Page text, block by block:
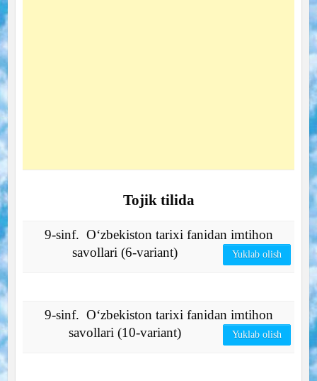
Tojik tilida
9-sinf. O‘zbekiston tarixi fanidan imtihon
savollari (6-variant)
Yuklab olish
9-sinf. O‘zbekiston tarixi fanidan imtihon
savollari (10-variant)
Yuklab olish